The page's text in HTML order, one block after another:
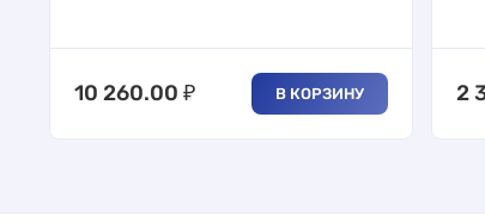
10 260.00 ₽ В КОРЗИНУ 2